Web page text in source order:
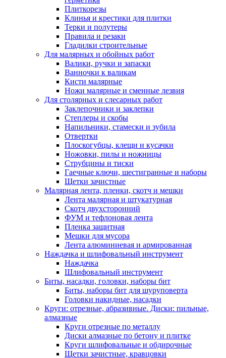
Плиткорезы
Клинья и крестики для плитки
Терки и полутеры
Правила и резаки
Гладилки строительные
Для малярных и обойных работ
Валики, ручки и запаски
Ванночки к валикам
Кисти малярные
Ножи малярные и сменные лезвия
Для столярных и слесарных работ
Заклепочники и заклепки
Степлеры и скобы
Напильники, стамески и зубила
Отвертки
Плоскогубцы, клещи и кусачки
Ножовки, пилы и ножницы
Струбцины и тиски
Гаечные ключи, шестигранные и наборы
Щетки зачистные
Малярная лента, пленки, скотч и мешки
Лента малярная и штукатурная
Скотч двухсторонний
ФУМ и тефлоновая лента
Пленка защитная
Мешки для мусора
Лента алюминиевая и армированная
Наждачка и шлифовальный инструмент
Наждачка
Шлифовальный инструмент
Биты, насадки, головки, наборы бит
Биты, наборы бит для шуруповерта
Головки накидные, насадки
Круги: отрезные, абразивные. Диски: пильные,
алмазные
Круги отрезные по металлу
Диски алмазные по бетону и плитке
Круги шлифовальные и обдирочные
Щетки зачистные, кравцовки